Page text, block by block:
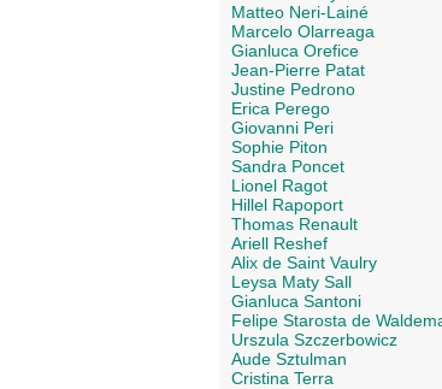
Matteo Neri-Lainé
Marcelo Olarreaga
Gianluca Orefice
Jean-Pierre Patat
Justine Pedrono
Erica Perego
Giovanni Peri
Sophie Piton
Sandra Poncet
Lionel Ragot
Hillel Rapoport
Thomas Renault
Ariell Reshef
Alix de Saint Vaulry
Leysa Maty Sall
Gianluca Santoni
Felipe Starosta de
Urszula Szczerbowicz
Aude Sztulman
Cristina Terra